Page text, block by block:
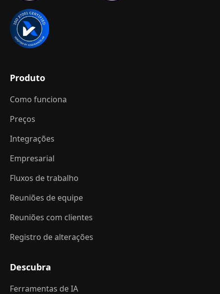
Produto
Como funciona
Preços
Integrações
Empresarial
Fluxos de trabalho
Reuniões de equipe
Reuniões com clientes
Registro de alterações
Descubra
Ferramentas de IA